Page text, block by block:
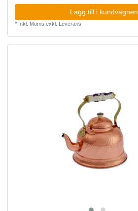
Lagg till i kundvagnen
* Inkl. Moms exkl. Leverans